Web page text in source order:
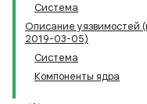
Система
Описание уязвимостей
2019-03-05)
Система
Компоненты ядра